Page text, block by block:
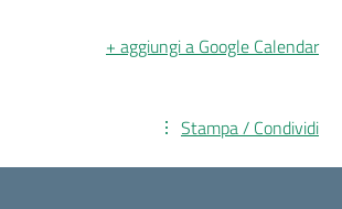
+ aggiungi a Google Calendar
Stampa / Condividi